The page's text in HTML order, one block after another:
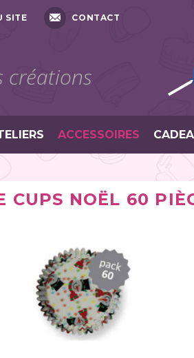
SITE CONTACT
créations
ACCESSOIRES
CUPS NOËL 60